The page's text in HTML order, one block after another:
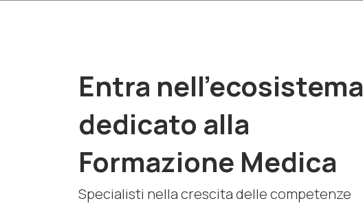
Entra nell'ecosistema
dedicato alla
Formazione Medica
Specialisti nella crescita delle competenze